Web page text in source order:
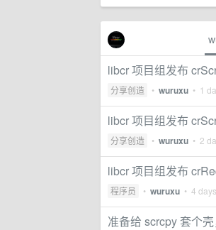
libcr 项目组发布
分享创造 • wuruxu • 1
libcr 项目组发布
分享创造 • wuruxu • 2
libcr 项目组发布
程序员 • wuruxu • 4
准备给 scrcpy 套个